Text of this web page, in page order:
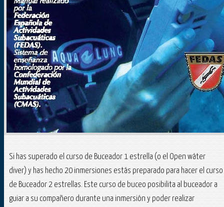
Si has superado el curso de Buceador 1 estrella (o el Open wáter
diver) y has hecho 20 inmersiones estás preparado para hacer el curso
de Buceador 2 estrellas. Este curso de buceo posibilita al buceador a
guiar a su compañero durante una inmersión y poder realizar